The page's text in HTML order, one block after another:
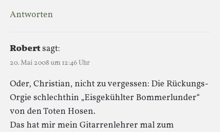
Antworten
Robertsagt:
20. Mai 2008 um 12:46 Uhr
Oder, Christian, nicht zu vergessen: Die Rückungs-
Orgie schlechthin „Eisgekühlter Bommerlunder“
von den Toten Hosen.
Das hat mir mein Gitarrenlehrer mal zum